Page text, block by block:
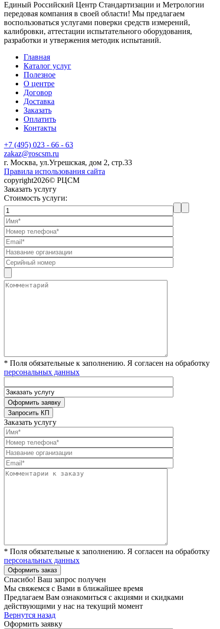
Единый Российский Центр Стандартизации и Метрологии
передовая компания в своей области! Мы предлагаем
воспользоваться услугами поверки средств измерений,
калибровки, аттестации испытательного оборудования,
разработки и утвержения методик испытаний.
Главная
Каталог услуг
Полезное
О центре
Договор
Доставка
Заказать
Оплатить
Контакты
+7 (495) 023 - 66 - 63
zakaz@roscsm.ru
г. Москва, ул.Угрешская, дом 2, стр.33
Правила использования сайта
copyright2026© РЦСМ
Заказать услугу
Стоимость услуги:
* Поля обязательные к заполнению. Я согласен на обработку
персональных данных
Заказать услугу
* Поля обязательные к заполнению. Я согласен на обработку
персональных данных
Спасибо! Ваш запрос получен
Мы свяжемся с Вами в ближайшее время
Предлагаем Вам ознакомиться с акциями и скидками
действующими у нас на текущий момент
Вернутся назад
Оформить заявку